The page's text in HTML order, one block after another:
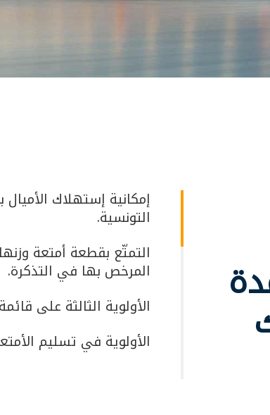
إمكانية إستهلاك
التونسية.
المرخص بها في التذكرة.
الأولوية الثالثة على
الأولوية في تسليم